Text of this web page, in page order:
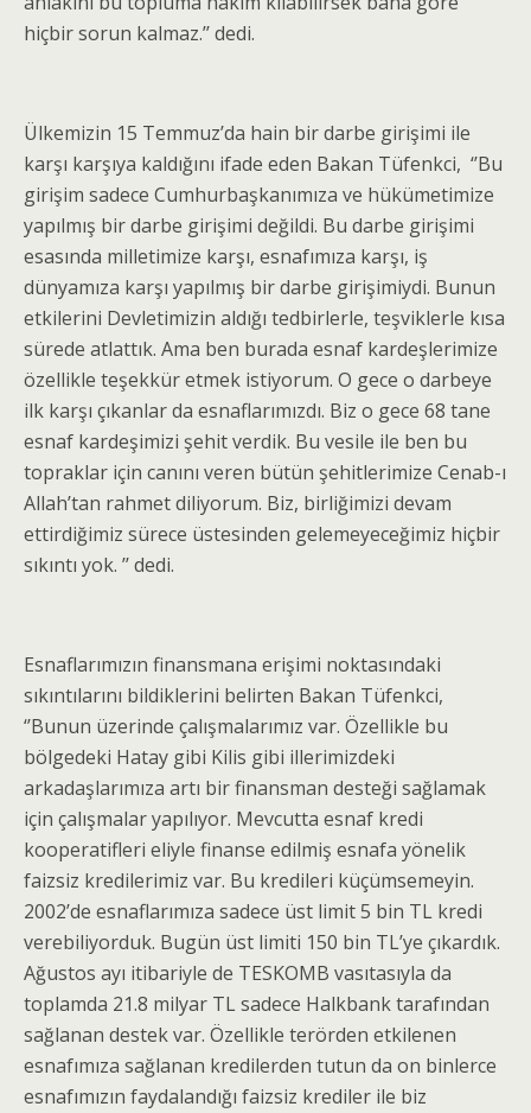
hiçbir sorun kalmaz.’’ dedi.
Ülkemizin 15 Temmuz’da hain bir darbe girişimi ile
karşı karşıya kaldığını ifade eden Bakan Tüfenkci, ‘’Bu
girişim sadece Cumhurbaşkanımıza ve hükümetimize
yapılmış bir darbe girişimi değildi. Bu darbe girişimi
esasında milletimize karşı, esnafımıza karşı, iş
dünyamıza karşı yapılmış bir darbe girişimiydi. Bunun
etkilerini Devletimizin aldığı tedbirlerle, teşviklerle kısa
sürede atlattık. Ama ben burada esnaf kardeşlerimize
özellikle teşekkür etmek istiyorum. O gece o darbeye
ilk karşı çıkanlar da esnaflarımızdı. Biz o gece 68 tane
esnaf kardeşimizi şehit verdik. Bu vesile ile ben bu
topraklar için canını veren bütün şehitlerimize Cenab-ı
Allah’tan rahmet diliyorum. Biz, birliğimizi devam
ettirdiğimiz sürece üstesinden gelemeyeceğimiz hiçbir
sıkıntı yok. ’’ dedi.
Esnaflarımızın finansmana erişimi noktasındaki
sıkıntılarını bildiklerini belirten Bakan Tüfenkci,
‘’Bunun üzerinde çalışmalarımız var. Özellikle bu
bölgedeki Hatay gibi Kilis gibi illerimizdeki
arkadaşlarımıza artı bir finansman desteği sağlamak
için çalışmalar yapılıyor. Mevcutta esnaf kredi
kooperatifleri eliyle finanse edilmiş esnafa yönelik
faizsiz kredilerimiz var. Bu kredileri küçümsemeyin.
2002’de esnaflarımıza sadece üst limit 5 bin TL kredi
verebiliyorduk. Bugün üst limiti 150 bin TL’ye çıkardık.
Ağustos ayı itibariyle de TESKOMB vasıtasıyla da
toplamda 21.8 milyar TL sadece Halkbank tarafından
sağlanan destek var. Özellikle terörden etkilenen
esnafımıza sağlanan kredilerden tutun da on binlerce
esnafımızın faydalandığı faizsiz krediler ile biz